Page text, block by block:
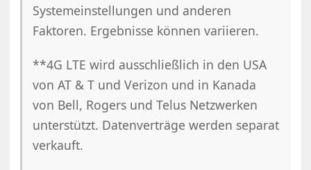
Systemeinstellungen und anderen
Faktoren. Ergebnisse können variieren.
**4G LTE wird ausschließlich in den USA
von AT & T und Verizon und in Kanada
von Bell, Rogers und Telus Netzwerken
unterstützt. Datenverträge werden separat
verkauft.